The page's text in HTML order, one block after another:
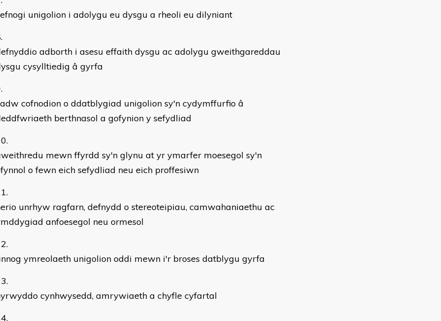
unigolion i adolygu eu dysgu a rheoli eu dilyniant
adborth i asesu effaith dysgu ac adolygu gweithgareddau
cysylltiedig â gyrfa
cofnodion o ddatblygiad unigolion sy'n cydymffurfio â
berthnasol a gofynion y sefydliad
mewn ffyrdd sy'n glynu at yr ymarfer moesegol sy'n
o fewn eich sefydliad neu eich proffesiwn
unrhyw ragfarn, defnydd o stereoteipiau, camwahaniaethu ac
anfoesegol neu ormesol
ymreolaeth unigolion oddi mewn i'r broses datblygu gyrfa
cynhwysedd, amrywiaeth a chyfle cyfartal